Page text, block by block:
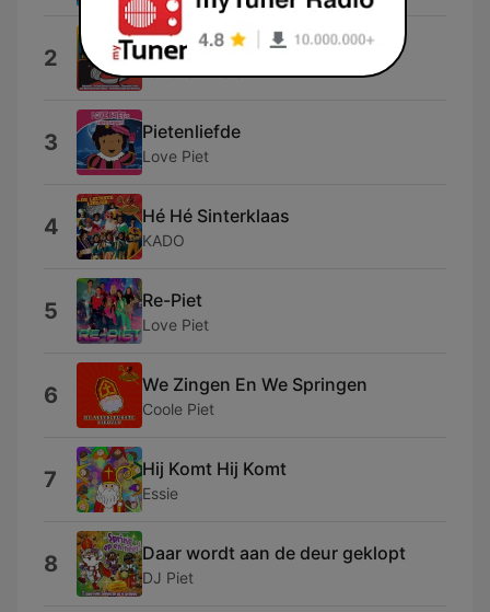
2 De Zak Van Sinterklaas
Various Artists
3 Pietenliefde
Love Piet
4 Hé Hé Sinterklaas
KADO
5 Re-Piet
Love Piet
6 We Zingen En We Springen
Coole Piet
7 Hij Komt Hij Komt
Essie
8 Daar wordt aan de deur geklopt
DJ Piet